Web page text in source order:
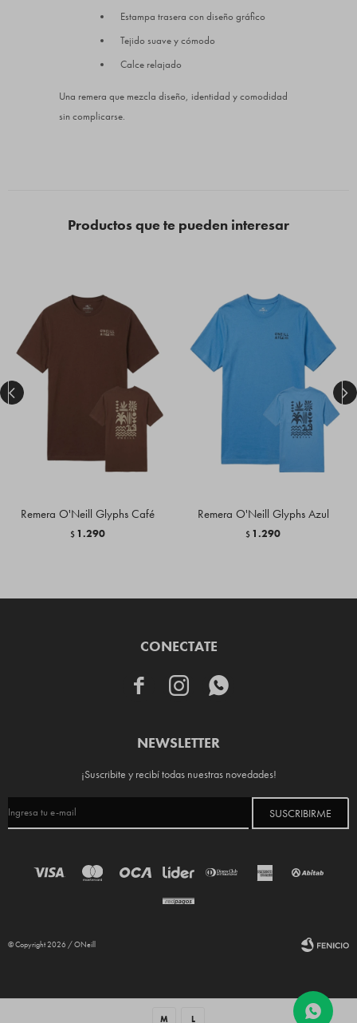
M L
Estampa trasera con diseño gráfico
Tejido suave y cómodo
Calce relajado
Una remera que mezcla diseño, identidad y comodidad
sin complicarse.
Productos que te pueden interesar
Remera O'Neill Glyphs Café
$ 1.290
Remera O'Neill Glyphs Azul
$ 1.290
 
CONECTATE
  
NEWSLETTER
¡Suscribite y recibí todas nuestras novedades!
SUSCRIBIRME
© Copyright 2026 / ONeill